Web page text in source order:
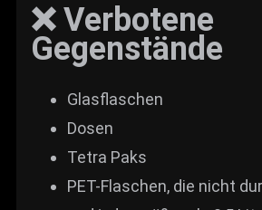
❌ Verbotene
Gegenstände
Glasflaschen
Dosen
Tetra Paks
PET-Flaschen, die nicht